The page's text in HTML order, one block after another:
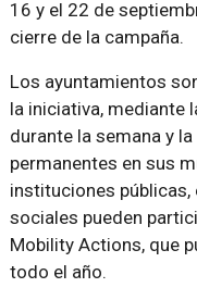
16 y el 22 de
cierre de la campaña.
Los ayuntamientos
la iniciativa, mediante
durante la semana y
permanentes en sus
instituciones
sociales pueden
Mobility Actions, que
todo el año.